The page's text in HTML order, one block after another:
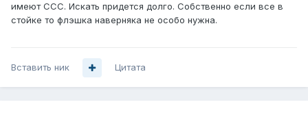
имеют ССС. Искать придется долго. Собственно если все в
стойке то флэшка наверняка не особо нужна.
Вставить ник Цитата